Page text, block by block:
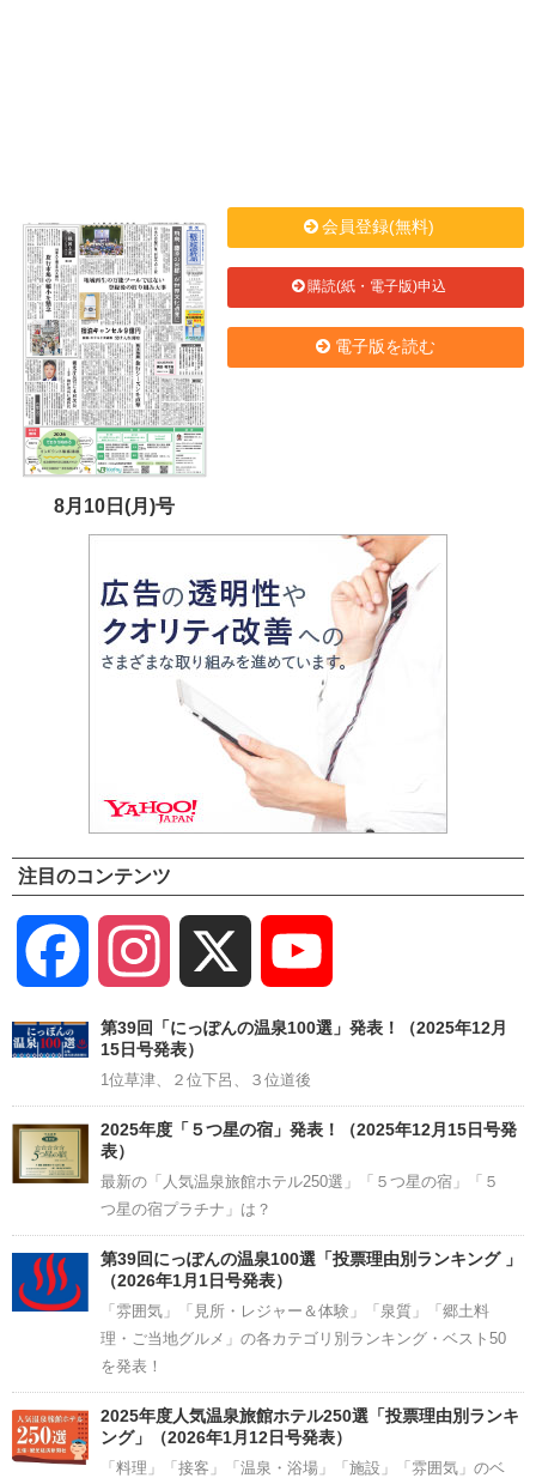
8月10日(月)号
会員登録(無料)
購読(紙・電子版)申込
電子版を読む
注目のコンテンツ
Facebook Instagram
Channel
第39回「にっぽんの温泉100選」発表！（2025年12月
15日号発表）
1位草津、２位下呂、３位道後
2025年度「５つ星の宿」発表！（2025年12月15日号発
表）
最新の「人気温泉旅館ホテル250選」「５つ星の宿」「５
つ星の宿プラチナ」は？
第39回にっぽんの温泉100選「投票理由別ランキング 」
（2026年1月1日号発表）
「雰囲気」「見所・レジャー＆体験」「泉質」「郷土料
理・ご当地グルメ」の各カテゴリ別ランキング・ベスト50
を発表！
2025年度人気温泉旅館ホテル250選「投票理由別ランキ
ング」（2026年1月12日号発表）
「料理」「接客」「温泉・浴場」「施設」「雰囲気」のベ